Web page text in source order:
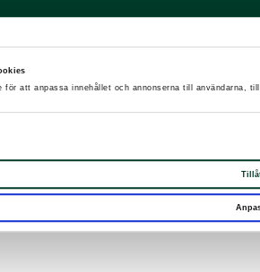
för att anpassa innehållet och annonserna till användarna,